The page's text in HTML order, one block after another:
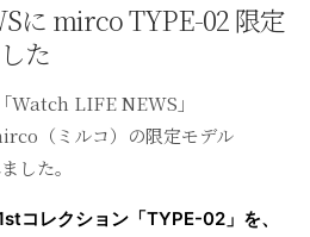
に mirco TYPE-02 限定
た
Watch LIFE NEWS」
（ミルコ）の限定モデル
した。
コレクション「TYPE-02」を、